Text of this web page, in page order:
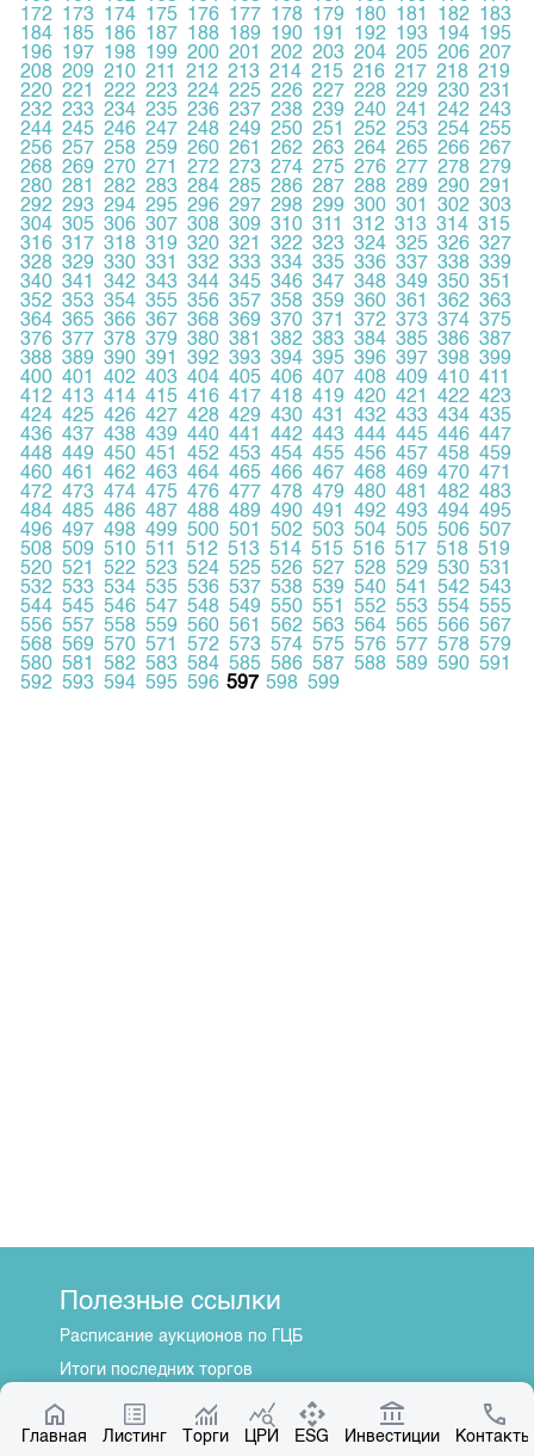
Главная Листинг Торги ЦРИ ESG Инвестиции Контакты
172 173 174 175 176 177 178 179 180 181 182 183
184 185 186 187 188 189 190 191 192 193 194 195
196 197 198 199 200 201 202 203 204 205 206 207
208 209 210 211 212 213 214 215 216 217 218 219
220 221 222 223 224 225 226 227 228 229 230 231
232 233 234 235 236 237 238 239 240 241 242 243
244 245 246 247 248 249 250 251 252 253 254 255
256 257 258 259 260 261 262 263 264 265 266 267
268 269 270 271 272 273 274 275 276 277 278 279
280 281 282 283 284 285 286 287 288 289 290 291
292 293 294 295 296 297 298 299 300 301 302 303
304 305 306 307 308 309 310 311 312 313 314 315
316 317 318 319 320 321 322 323 324 325 326 327
328 329 330 331 332 333 334 335 336 337 338 339
340 341 342 343 344 345 346 347 348 349 350 351
352 353 354 355 356 357 358 359 360 361 362 363
364 365 366 367 368 369 370 371 372 373 374 375
376 377 378 379 380 381 382 383 384 385 386 387
388 389 390 391 392 393 394 395 396 397 398 399
400 401 402 403 404 405 406 407 408 409 410 411
412 413 414 415 416 417 418 419 420 421 422 423
424 425 426 427 428 429 430 431 432 433 434 435
436 437 438 439 440 441 442 443 444 445 446 447
448 449 450 451 452 453 454 455 456 457 458 459
460 461 462 463 464 465 466 467 468 469 470 471
472 473 474 475 476 477 478 479 480 481 482 483
484 485 486 487 488 489 490 491 492 493 494 495
496 497 498 499 500 501 502 503 504 505 506 507
508 509 510 511 512 513 514 515 516 517 518 519
520 521 522 523 524 525 526 527 528 529 530 531
532 533 534 535 536 537 538 539 540 541 542 543
544 545 546 547 548 549 550 551 552 553 554 555
556 557 558 559 560 561 562 563 564 565 566 567
568 569 570 571 572 573 574 575 576 577 578 579
580 581 582 583 584 585 586 587 588 589 590 591
592 593 594 595 596 597 598 599
Полезные ссылки
Расписание аукционов по ГЦБ
Итоги последних торгов
Котировки по ЦБ
Центр раскрытия информации